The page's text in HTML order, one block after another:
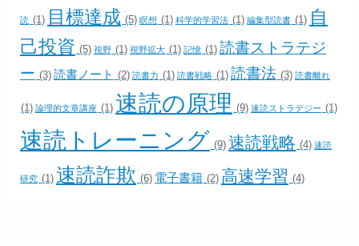
読 (1) 目標達成 (5) 瞑想 (1) 科学的学習法 (1) 編集型読書 (1) 自
己投資 (5) 視野 (1) 視野拡大 (1) 記憶 (1) 読書ストラテジ
ー (3) 読書ノート (2) 読書力 (1) 読書戦略 (1) 読書法 (3) 読書離れ
(1) 論理的文章講座 (1) 速読の原理 (9) 速読ストラテジー (1)
速読トレーニング (9) 速読戦略 (4) 速読
研究 (1) 速読詐欺 (6) 電子書籍 (2) 高速学習 (4)